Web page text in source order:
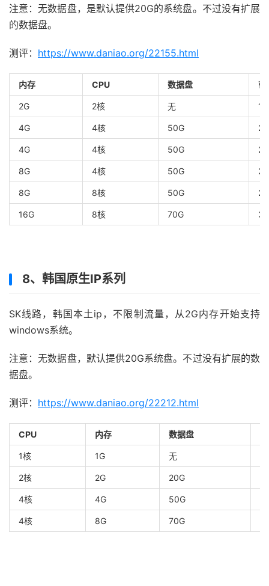
注意：无数据盘，是默认提供20G的系统盘。不过没有扩展
的数据盘。
测评： https://www.daniao.org/22155.html
内存 CPU 数据盘 带
2G 2核 无
4G 4核 50G
4G 4核 50G
8G 4核 50G
8G 8核 50G
16G 8核 70G
8、韩国原生IP系列
SK线路，韩国本土ip，不限制流量，从2G内存开始支持
windows系统。
注意：无数据盘，默认提供20G系统盘。不过没有扩展的数
据盘。
测评： https://www.daniao.org/22212.html
CPU 内存 数据盘
1核 1G 无
2核 2G 20G
4核 4G 50G
4核 8G 70G